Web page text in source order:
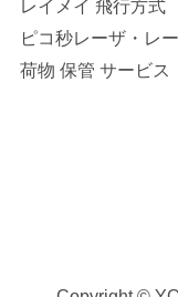
事もあり、個人
ープの違いを体
多く、グループ
何に大事かを学
も興味を持って
けましたら、採
レイメイ 飛行方式
ピコ秒レーザ・レ
荷物 保管 サービス